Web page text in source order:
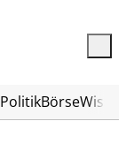
PolitikBörse